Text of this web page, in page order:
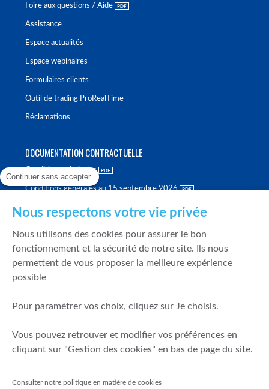
Foire aux questions / Aide
Assistance
Espace actualités
Espace webinaires
Formulaires clients
Outil de trading ProRealTime
Réclamations
DOCUMENTATION CONTRACTUELLE
Conditions générales
Conditions générales au 15 septembre 2026
Politique de meilleure sélection
Politique de durabilité
Fonds de garantie des dépôts et de résolution
Mentions légales
Prévention de la fraude
Continuer sans accepter
Nous respectons votre vie privée
Nous utilisons des cookies pour assurer le bon
fonctionnement et la sécurité de notre site. Ils nous
permettent de vous proposer la meilleure expérience
possible
Pour paramétrer vos choix, cliquez sur Je choisis.
Vous pouvez retrouver et modifier vos préférences en
cliquant sur "Gestion des cookies" en bas de page du site.
Consulter notre politique en matière de cookies